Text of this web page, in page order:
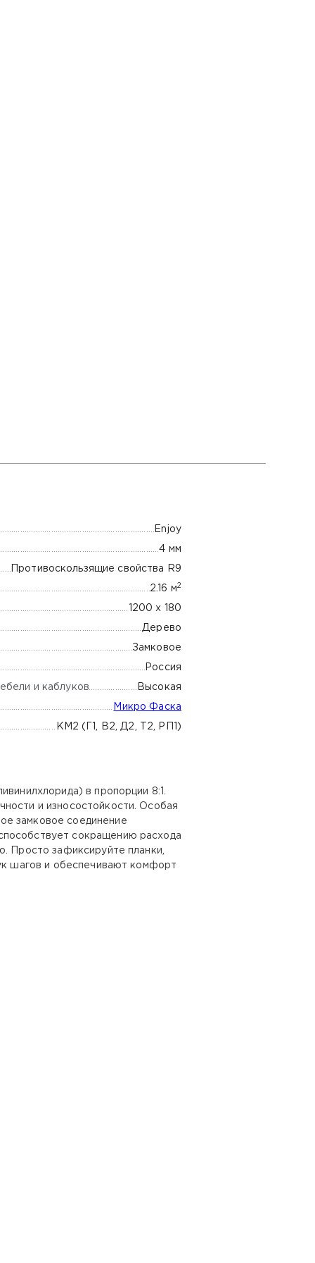
Enjoy
4 мм
Противоскользящие свойства R9
2.16 м 2
1200 х 180
Дерево
Замковое
Россия
и каблуков Высокая
Микро Фаска
КМ2 (Г1, В2, Д2, Т2, РП1)
в пропорции 8:1.
и износостойкости. Особая
замковое соединение
сокращению расхода
Просто зафиксируйте планки,
шагов и обеспечивают комфорт